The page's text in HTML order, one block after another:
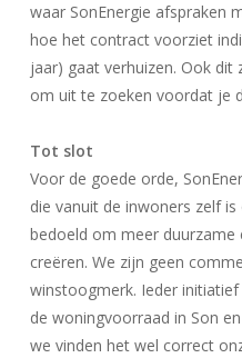
waar SonEnergie afspraken
hoe het contract voorziet
jaar) gaat verhuizen. Ook dit
om uit te zoeken voordat je
Tot slot
Voor de goede orde,
die vanuit de inwoners zelf
bedoeld om meer
creëren. We zijn geen
winstoogmerk. Ieder
de woningvoorraad in Son
we vinden het wel correct